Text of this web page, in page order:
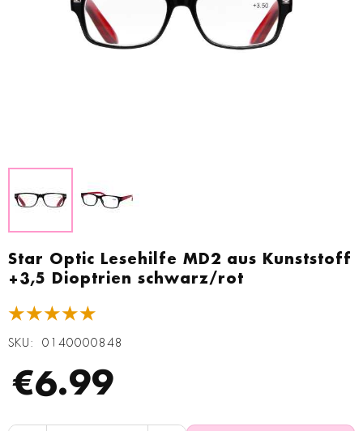
Star Optic Lesehilfe MD2 aus Kunststoff
+3,5 Dioptrien schwarz/rot
★★★★★
SKU 0140000848
€6.99
Anfang
der
springen